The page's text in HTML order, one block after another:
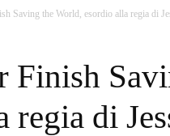
Saving the World, esordio alla regia di
Finish
regia di